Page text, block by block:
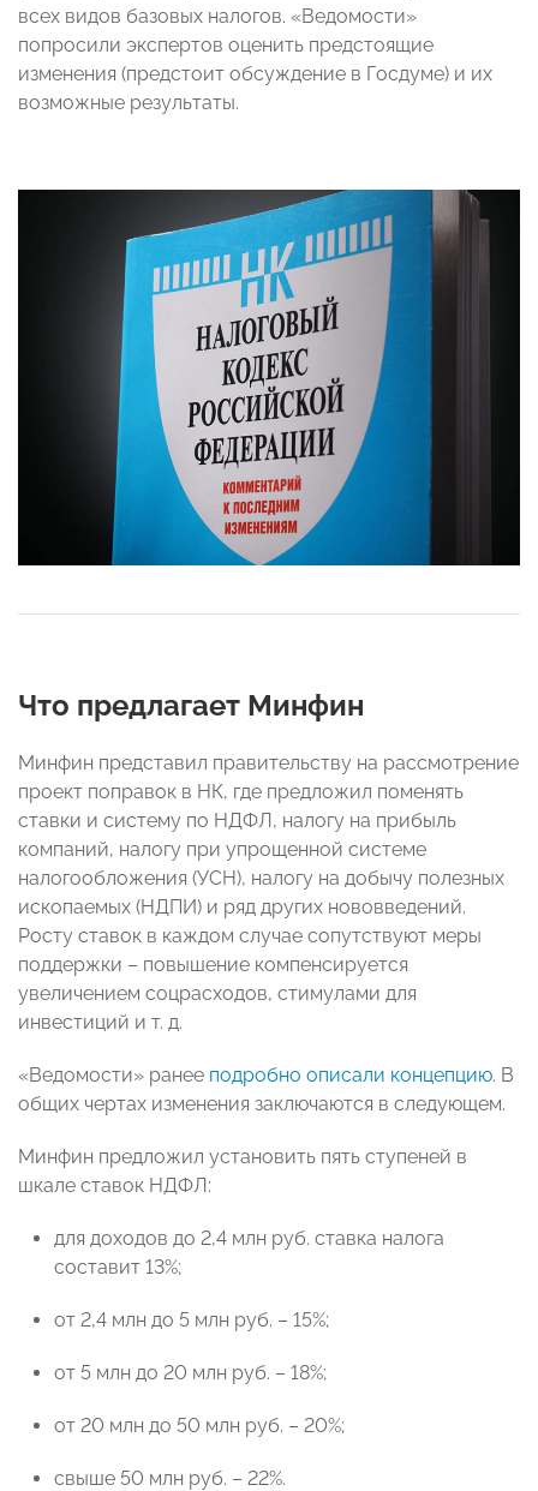
всех видов базовых налогов. «Ведомости»
попросили экспертов оценить предстоящие
изменения (предстоит обсуждение в Госдуме) и их
возможные результаты.
Что предлагает Минфин
Минфин представил правительству на рассмотрение
проект поправок в НК, где предложил поменять
ставки и систему по НДФЛ, налогу на прибыль
компаний, налогу при упрощенной системе
налогообложения (УСН), налогу на добычу полезных
ископаемых (НДПИ) и ряд других нововведений.
Росту ставок в каждом случае сопутствуют меры
поддержки – повышение компенсируется
увеличением соцрасходов, стимулами для
инвестиций и т. д.
«Ведомости» ранее подробно описали концепцию. В
общих чертах изменения заключаются в следующем.
Минфин предложил установить пять ступеней в
шкале ставок НДФЛ:
для доходов до 2,4 млн руб. ставка налога
составит 13%;
от 2,4 млн до 5 млн руб. – 15%;
от 5 млн до 20 млн руб. – 18%;
от 20 млн до 50 млн руб. – 20%;
свыше 50 млн руб. – 22%.